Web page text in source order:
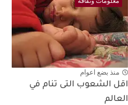
منذ بضع اعوام
اقل الشعوب التى تنام في
العالم